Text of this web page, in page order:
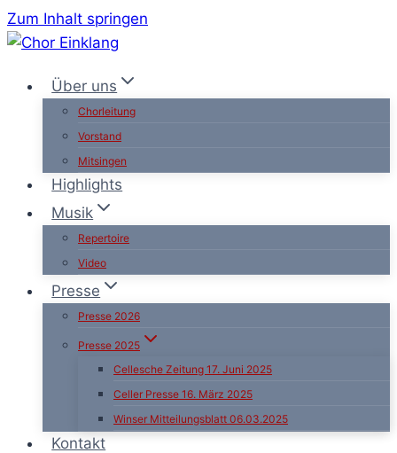
Zum Inhalt springen
Über uns
Chorleitung
Vorstand
Mitsingen
Highlights
Musik
Repertoire
Video
Presse
Presse 2026
Presse 2025
Cellesche Zeitung 17. Juni 2025
Celler Presse 16. März 2025
Winser Mitteilungsblatt 06.03.2025
Kontakt